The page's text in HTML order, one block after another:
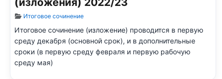
Информация о материале
Итоговое сочинение
Итоговое сочинение (изложение) проводится в первую
среду декабря (основной срок), и в дополнительные
сроки (в первую среду февраля и первую рабочую
среду мая)